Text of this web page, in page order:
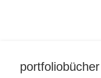
portfolio